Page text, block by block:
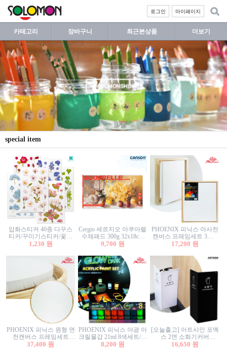
마이페이지
로그인
카테고리 장바구니 최근본상품 더보기
special item
압화스티커 40종 다꾸스
티커/꾸미기스티커/꽃스
티커/압화꽃책갈피/팬시
1,230 원
Cergio 세르지오 아쿠아렐
수채패드 300g 32x18cm
12매 1면제본
9,700 원
PHOENIX 피닉스 아사천
캔버스 프레임세트 3호F
27.3x22cm 캔버스와 올림
17,200 원
PHOENIX 피닉스 원형 면
천캔버스 프레임세트
40cm/원형캔버스/플로팅
37,400 원
PHOENIX 피닉스 야광 아
크릴물감 21ml 8색세트/야
광물감
8,200 원
[오늘출고] 아트사인 포멕
스 2면 소화기커버
1470/1471/소화기커버/소
16,650 원